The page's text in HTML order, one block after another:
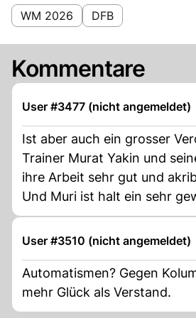
WM 2026 DFB
Kommentare
User #3477 (nicht angemeldet)
Ist aber auch ein grosser
Trainer Murat Yakin und
ihre Arbeit sehr gut und akribisch
Und Muri ist halt ein sehr
Fuchs!
User #3510 (nicht angemeldet)
Automatismen? Gegen
mehr Glück als Verstand.